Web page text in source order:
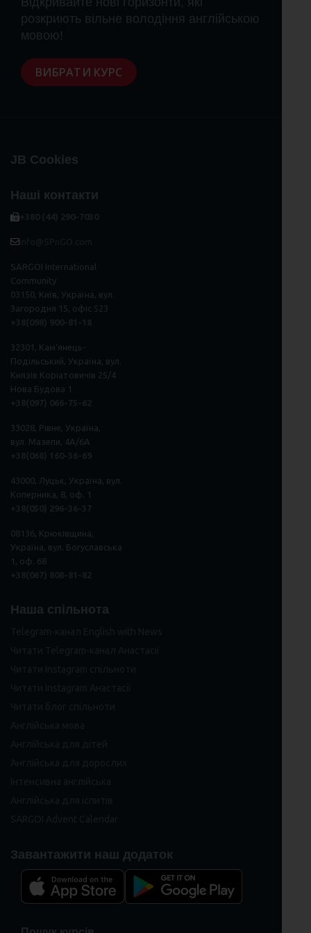
розкриють вільне володіння англійською
мовою!
ВИБРАТИ КУРС
JB Cookies
Наші контакти
SARGOI International
Community
03150, Київ, Україна, вул.
Загородня 15, офіс 523
32301, Кам'янець-
Подільський, Україна, вул.
Князів Коріатовичів 25/4
Нова Будова 1
33028, Рівне, Україна,
вул. Мазепи, 4А/6А
43000, Луцьк, Україна, вул.
Коперника, 8, оф. 1
08136, Крюківщина,
Україна, вул. Богуславська
1, оф. 68
Наша спільнота
Завантажити наш додаток